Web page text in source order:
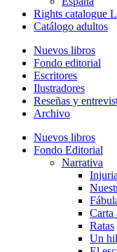
Rights catalogue
Catálogo adultos
Nuevos libros
Fondo editorial
Escritores
Ilustradores
Reseñas y
Archivo
Nuevos libros
Fondo Editorial
Narrativa
Injuria
Carta
Ratas
Un